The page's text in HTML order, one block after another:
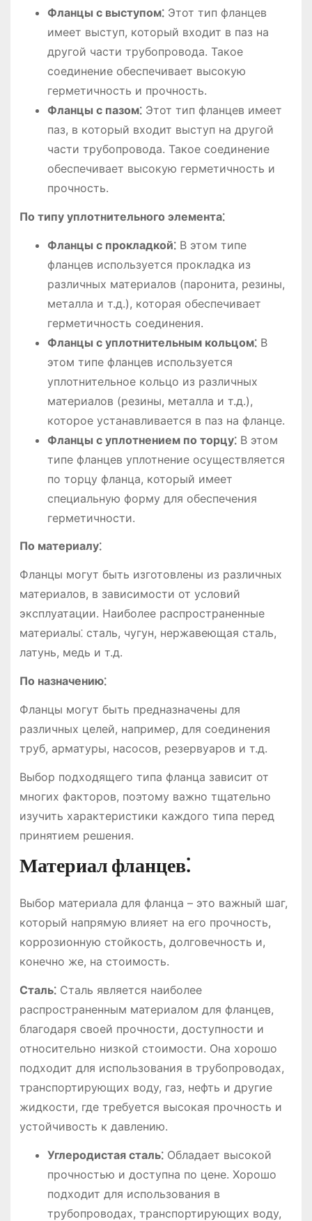
Фланцы с выступом⁚Этот тип фланцев
имеет выступ, который входит в паз на
другой части трубопровода. Такое
соединение обеспечивает высокую
герметичность и прочность.
Фланцы с пазом⁚Этот тип фланцев имеет
паз, в который входит выступ на другой
части трубопровода. Такое соединение
обеспечивает высокую герметичность и
прочность.
По типу уплотнительного элемента⁚
Фланцы с прокладкой⁚В этом типе
фланцев используется прокладка из
различных материалов (паронита, резины,
металла и т.д.), которая обеспечивает
герметичность соединения.
Фланцы с уплотнительным кольцом⁚В
этом типе фланцев используется
уплотнительное кольцо из различных
материалов (резины, металла и т.д.),
которое устанавливается в паз на фланце.
Фланцы с уплотнением по торцу⁚В этом
типе фланцев уплотнение осуществляется
по торцу фланца, который имеет
специальную форму для обеспечения
герметичности.
По материалу⁚
Фланцы могут быть изготовлены из различных
материалов, в зависимости от условий
эксплуатации. Наиболее распространенные
материалы⁚ сталь, чугун, нержавеющая сталь,
латунь, медь и т.д.
По назначению⁚
Фланцы могут быть предназначены для
различных целей, например, для соединения
труб, арматуры, насосов, резервуаров и т.д.
Выбор подходящего типа фланца зависит от
многих факторов, поэтому важно тщательно
изучить характеристики каждого типа перед
принятием решения.
Материал фланцев⁚
Выбор материала для фланца – это важный шаг,
который напрямую влияет на его прочность,
коррозионную стойкость, долговечность и,
конечно же, на стоимость.
Сталь⁚Сталь является наиболее
распространенным материалом для фланцев,
благодаря своей прочности, доступности и
относительно низкой стоимости. Она хорошо
подходит для использования в трубопроводах,
транспортирующих воду, газ, нефть и другие
жидкости, где требуется высокая прочность и
устойчивость к давлению.
Углеродистая сталь⁚Обладает высокой
прочностью и доступна по цене. Хорошо
подходит для использования в
трубопроводах, транспортирующих воду,